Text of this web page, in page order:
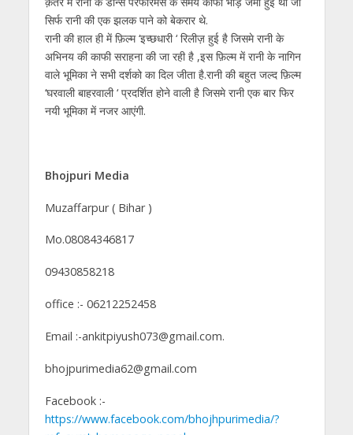
सिर्फ रानी की एक झलक पाने को बेकरार थे.
रानी की हाल ही में फ़िल्म ‘इच्छधारी ‘ रिलीज़ हुई है जिसमे रानी के
अभिनय की काफी सराहना की जा रही है ,इस फ़िल्म में रानी के नागिन
वाले भूमिका ने सभी दर्शको का दिल जीता है.रानी की बहुत जल्द फ़िल्म
‘घरवाली बाहरवाली ‘ प्रदर्शित होने वाली है जिसमे रानी एक बार फिर
नयी भूमिका में नजर आएंगी.
Bhojpuri Media
Muzaffarpur ( Bihar )
Mo.08084346817
09430858218
office :- 06212252458
Email :-ankitpiyush073@gmail.com.
bhojpurimedia62@gmail.com
Facebook :-
https://www.facebook.com/bhojhpurimedia/?